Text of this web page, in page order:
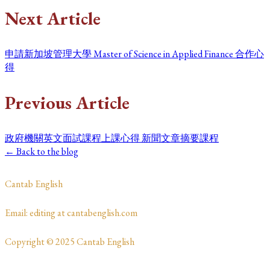
Next Article
申請新加坡管理大學 Master of Science in Applied Finance 合作心
得
Previous Article
政府機關英文面試課程上課心得 新聞文章摘要課程
← Back to the blog
​Cantab English
​​​Email: editing at cantabenglish.com
Copyright © 2025 Cantab English